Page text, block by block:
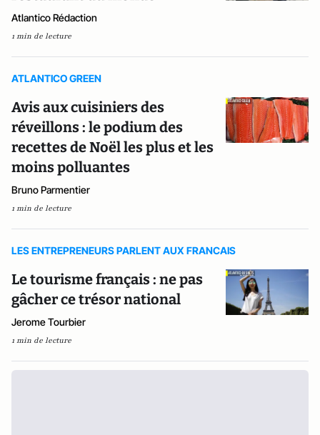
Atlantico Rédaction
1 min de lecture
ATLANTICO GREEN
Avis aux cuisiniers des
réveillons : le podium des
recettes de Noël les plus et les
moins polluantes
Bruno Parmentier
1 min de lecture
LES ENTREPRENEURS PARLENT AUX FRANCAIS
Le tourisme français : ne pas
gâcher ce trésor national
Jerome Tourbier
1 min de lecture